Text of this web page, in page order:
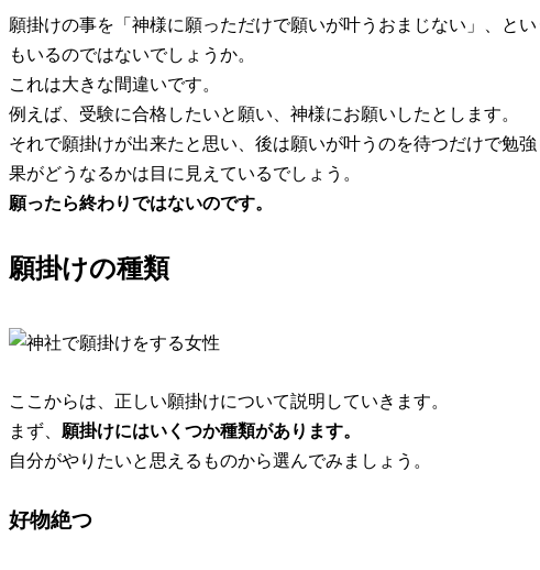
願掛けの事を「神様に願っただけで願いが叶うおまじない」、と
もいるのではないでしょうか。
これは大きな間違いです。
例えば、受験に合格したいと願い、神様にお願いしたとします。
それで願掛けが出来たと思い、後は願いが叶うのを待つだけで勉
果がどうなるかは目に見えているでしょう。
願ったら終わりではないのです。
願掛けの種類
ここからは、正しい願掛けについて説明していきます。
まず、 願掛けにはいくつか種類があります。
自分がやりたいと思えるものから選んでみましょう。
好物絶つ